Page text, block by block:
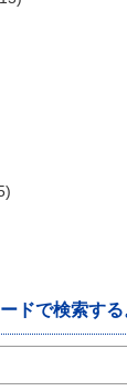
ドで検索する